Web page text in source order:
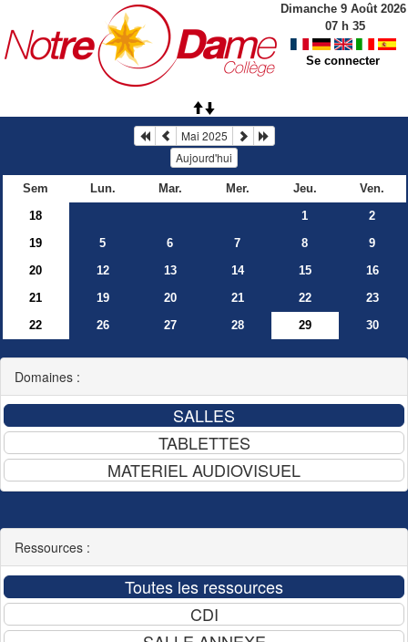
Dimanche 9 Août 2026
07h 35
Se connecter
Mai 2025
Aujourd'hui
Sem Lun. Mar. Mer. Jeu.
Ven.
18
1
2
19
5 6 7 8
9
20
12 13 14 15
16
21
19 20 21 22
23
22
26 27 28 29 30
Domaines :
Ressources :